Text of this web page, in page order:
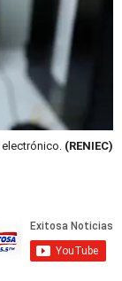
(RENIEC)